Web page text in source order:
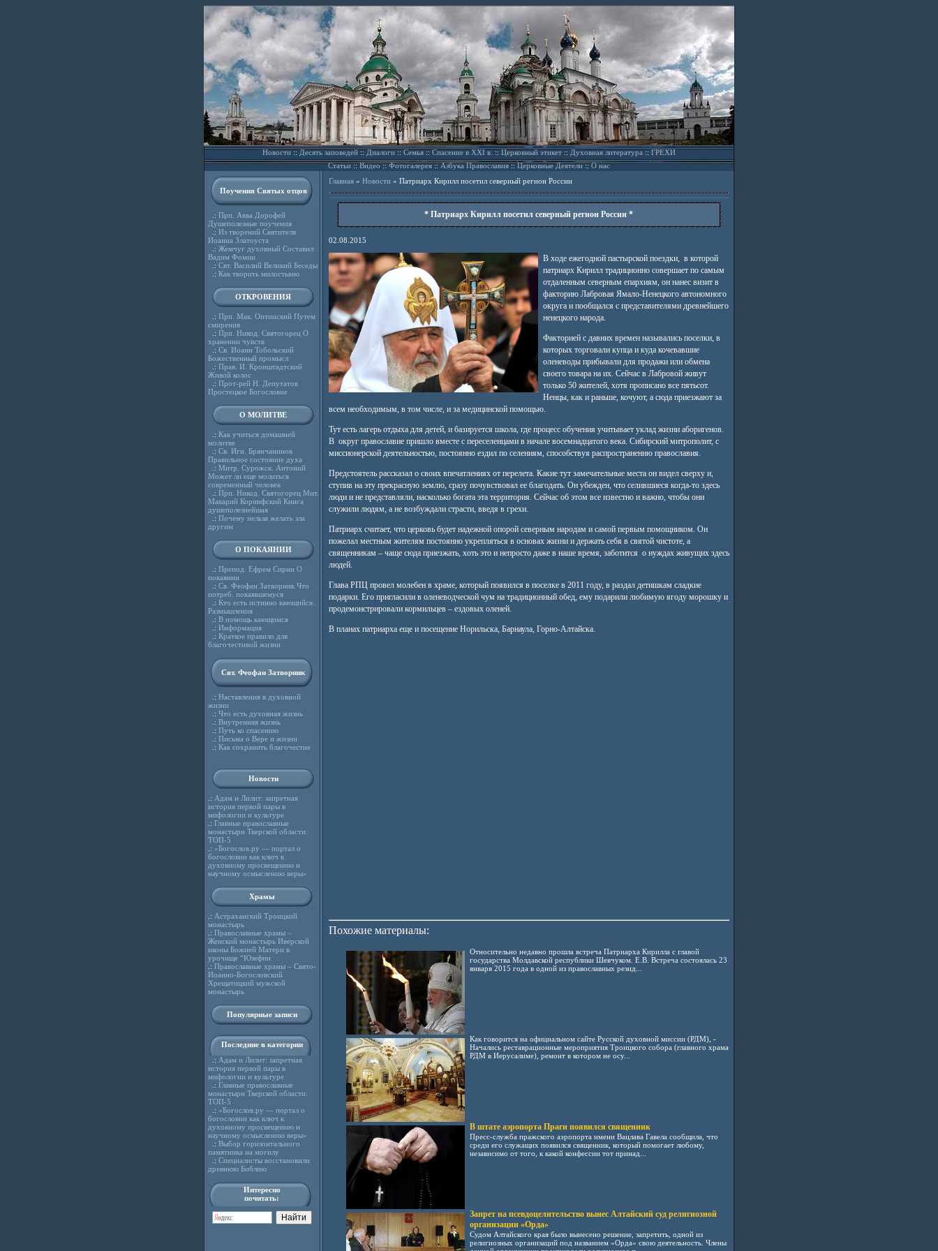
Новости::Десять заповедей::Диалоги::Семья::Спасение в XXI в.::Церковный этикет::Духовная литература::ГРЕХИ
Статьи::Видео ::Фотогалерея::Азбука Православия::Церковные Деятели::О нас
Поучения Святых отцов
.: Прп. Авва Дорофей
Душеполезные поучения
.: Из творений Святителя
Иоанна Златоуста
.: Жемчуг духовный Составил
Вадим Фомин
.: Свт. Василий Великий Беседы
.: Как творить милостыню
ОТКРОВЕНИЯ
.: Прп. Мак. Оптинский Путем
смирения
.: Прп. Никод. Святогорец О
хранении чувств
.: Св. Иоанн Тобольский
Божественный промысл
.: Прав. И. Кронштадтский
Живой колос
.: Прот-рей Н. Депутатов
Простецкое Богословие
О МОЛИТВЕ
.: Как учиться домашней
молитве
.: Св. Игн. Брянчанинов
Правильное состояние духа
.: Митр. Сурожск. Антоний
Может ли еще молиться
современный человек
.: Прп. Никод. Святогорец Мит.
Макарий Коринфский Книга
душеполезнейшая
.: Почему нельзя желать зла
другим
О ПОКАЯНИИ
.: Препод. Ефрем Сирин О
покаянии
.: Св. Феофан Затворник Что
потреб. покаявшемуся
.: Кто есть истинно кающийся.
Размышления
.: В помощь кающимся
.: Информация
.: Краткое правило для
благочестивой жизни
Свт. Феофан Затворник
.: Наставления в духовной
жизни
.: Что есть духовная жизнь
.: Внутренняя жизнь
.: Путь ко спасению
.: Письма о Вере и жизни
.: Как сохранить благочестие
Новости
.: Адам и Лилит: запретная
история первой пары в
мифологии и культуре
.: Главные православные
монастыри Тверской области:
ТОП-5
.: «Богослов.ру — портал о
богословии как ключ к
духовному просвещению и
научному осмыслению веры»
Храмы
.: Астраханский Троицкий
монастырь
.: Православные храмы –
Женский монастырь Иверской
иконы Божией Матери в
урочище “Юзефин
.: Православные храмы – Свято-
Иоанно-Богословский
Хрещатицкий мужской
монастырь
Популярные записи
Последние в категории
.: Адам и Лилит: запретная
история первой пары в
мифологии и культуре
.: Главные православные
монастыри Тверской области:
ТОП-5
.: «Богослов.ру — портал о
богословии как ключ к
духовному просвещению и
научному осмыслению веры»
.: Выбор горизонтального
памятника на могилу
.: Специалисты восстановили
древнюю Библию
Интересно
почитать:
Главная» Новости» Патриарх Кирилл посетил северный регион России
* Патриарх Кирилл посетил северный регион России *
02.08.2015
В ходе ежегодной пастырской поездки, в которой
патриарх Кирилл традиционно совершает по самым
отдаленным северным епархиям, он нанес визит в
факторию Лабровая Ямало-Ненецкого автономного
округа и пообщался с представителями древнейшего
ненецкого народа.
Факторией с давних времен назывались поселки, в
которых торговали купца и куда кочевавшие
оленеводы прибывали для продажи или обмена
своего товара на их. Сейчас в Лабровой живут
только 50 жителей, хотя прописано все пятьсот.
Ненцы, как и раньше, кочуют, а сюда приезжают за
всем необходимым, в том числе, и за медицинской помощью.
Тут есть лагерь отдыха для детей, и базируется школа, где процесс обучения учитывает уклад жизни аборигенов.
В округ православие пришло вместе с переселенцами в начале восемнадцатого века. Сибирский митрополит, с
миссионерской деятельностью, постоянно ездил по селениям, способствуя распространению православия.
Предстоятель рассказал о своих впечатлениях от перелета. Какие тут замечательные места он видел сверху и,
ступив на эту прекрасную землю, сразу почувствовал ее благодать. Он убежден, что селившиеся когда-то здесь
люди и не представляли, насколько богата эта территория. Сейчас об этом все известно и важно, чтобы они
служили людям, а не возбуждали страсти, введя в грехи.
Патриарх считает, что церковь будет надежной опорой северным народам и самой первым помощником. Он
пожелал местным жителям постоянно укрепляться в основах жизни и держать себя в святой чистоте, а
священникам – чаще сюда приезжать, хоть это и непросто даже в наше время, заботится о нуждах живущих здесь
людей.
Глава РПЦ провел молебен в храме, который появился в поселке в 2011 году, в раздал детишкам сладкие
подарки. Его пригласили в оленеводческой чум на традиционный обед, ему подарили любимую ягоду морошку и
продемонстрировали кормильцев – ездовых оленей.
В планах патриарха еще и посещение Норильска, Барнаула, Горно-Алтайска.
Похожие материалы:
Относительно недавно прошла встреча Патриарха Кирилла с главой
государства Молдавской республики Шевчуком. Е.В. Встреча состоялась 23
января 2015 года в одной из православных резид...
Как говорится на официальном сайте Русской духовной миссии (РДМ), -
Начались реставрационные мероприятия Троицкого собора (главного храма
РДМ в Иерусалиме), ремонт в котором не осу...
В штате аэропорта Праги появился священник
Пресс-служба пражского аэропорта имени Вацлава Гавела сообщила, что
среди его служащих появился священник, который помогает любому,
независимо от того, к какой конфессии тот принад...
Запрет на псевдоцелительство вынес Алтайский суд религиозной
организации «Орда»
Судом Алтайского края было вынесено решение, запретить, одной из
религиозных организаций под названием «Орда» свою деятельность. Члены